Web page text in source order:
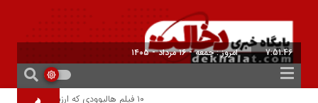
7:51:46 امروز : جمعه - ۱۶ مرداد - ۱۴۰۵